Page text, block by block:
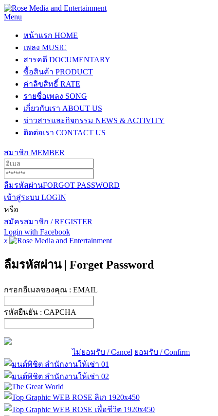
Menu
หน้าแรก HOME
เพลง MUSIC
สารคดี DOCUMENTARY
ซื้อสินค้า PRODUCT
ค่าลิขสิทธิ์ RATE
รายชื่อเพลง SONG
เกี่ยวกับเรา ABOUT US
ข่าวสารและกิจกรรม NEWS & ACTIVITY
ติดต่อเรา CONTACT US
สมาชิก MEMBER
ลืมรหัสผ่านFORGOT PASSWORD
เข้าสู่ระบบ LOGIN
หรือ
สมัครสมาชิก / REGISTER
Login with Facebook
x
ลืมรหัสผ่าน | Forget Password
กรอกอีเมลของคุณ : EMAIL
รหัสยืนยัน : CAPCHA
ไม่ยอมรับ / Cancel ยอมรับ / Confirm